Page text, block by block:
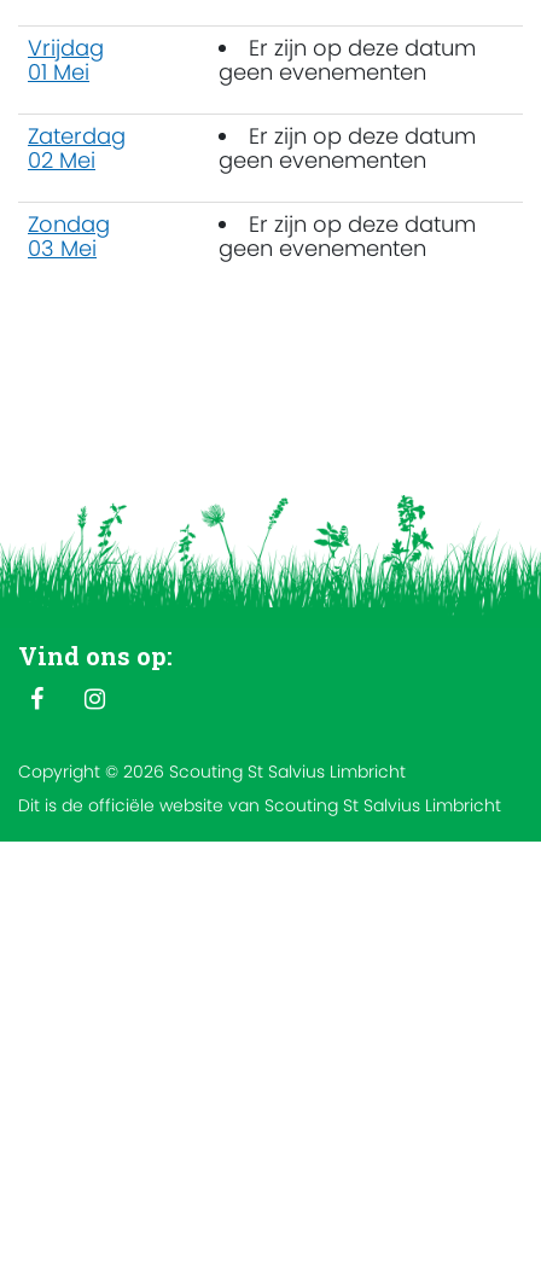
Vrijdag
01 Mei
Er zijn op deze datum
geen evenementen
Zaterdag
02 Mei
Er zijn op deze datum
geen evenementen
Zondag
03 Mei
Er zijn op deze datum
geen evenementen
Vind ons op:
Copyright © 2026 Scouting St Salvius Limbricht
Dit is de officiële website van Scouting St Salvius Limbricht